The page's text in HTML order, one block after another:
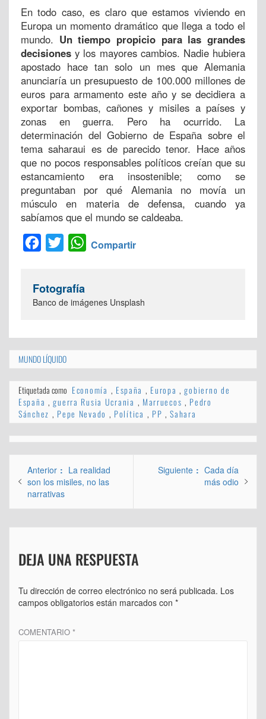
En todo caso, es claro que estamos viviendo en
Europa un momento dramático que llega a todo el
mundo. Un tiempo propicio para las grandes
decisiones y los mayores cambios. Nadie hubiera
apostado hace tan solo un mes que Alemania
anunciaría un presupuesto de 100.000 millones de
euros para armamento este año y se decidiera a
exportar bombas, cañones y misiles a países y
zonas en guerra. Pero ha ocurrido. La
determinación del Gobierno de España sobre el
tema saharaui es de parecido tenor. Hace años
que no pocos responsables políticos creían que su
estancamiento era insostenible; como se
preguntaban por qué Alemania no movía un
músculo en materia de defensa, cuando ya
sabíamos que el mundo se caldeaba.
Facebook
TwitterWhatsApp
Compartir
Fotografía
Banco de imágenes Unsplash
MUNDO LÍQUIDO
Etiquetada como Economía , España , Europa , gobierno de
España , guerra Rusia Ucrania , Marruecos , Pedro
Sánchez , Pepe Nevado , Política , PP , Sahara
Navegación
de
entradas
Anterior
Entrada
anterior:
La realidad
son los misiles, no las
narrativas
Siguiente
Entrada
siguiente:
Cada día
más odio
DEJA UNA RESPUESTA
Tu dirección de correo electrónico no será publicada. Los
campos obligatorios están marcados con *
COMENTARIO *